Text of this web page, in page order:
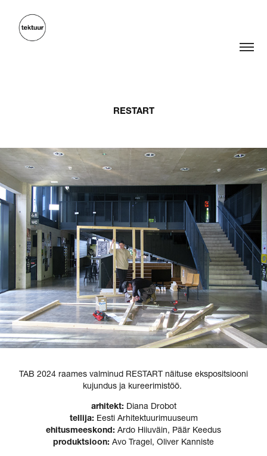
RESTART
TAB 2024 raames valminud RESTART näituse ekspositsiooni
kujundus ja kureerimistöö.
arhitekt: Diana Drobot
tellija: Eesti Arhitektuurimuuseum
ehitusmeeskond: Ardo Hiiuväin, Päär Keedus
produktsioon: Avo Tragel, Oliver Kanniste